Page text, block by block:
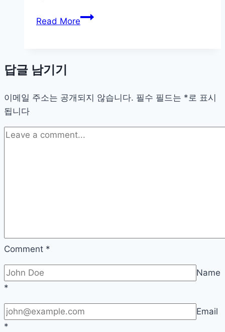
Read More사
로
리
는
답글 남기기
이메일 주소는 공개되지 않습니다. 필수 필드는 * 로 표시
됩니다
Comment *
Name
*
Email
*